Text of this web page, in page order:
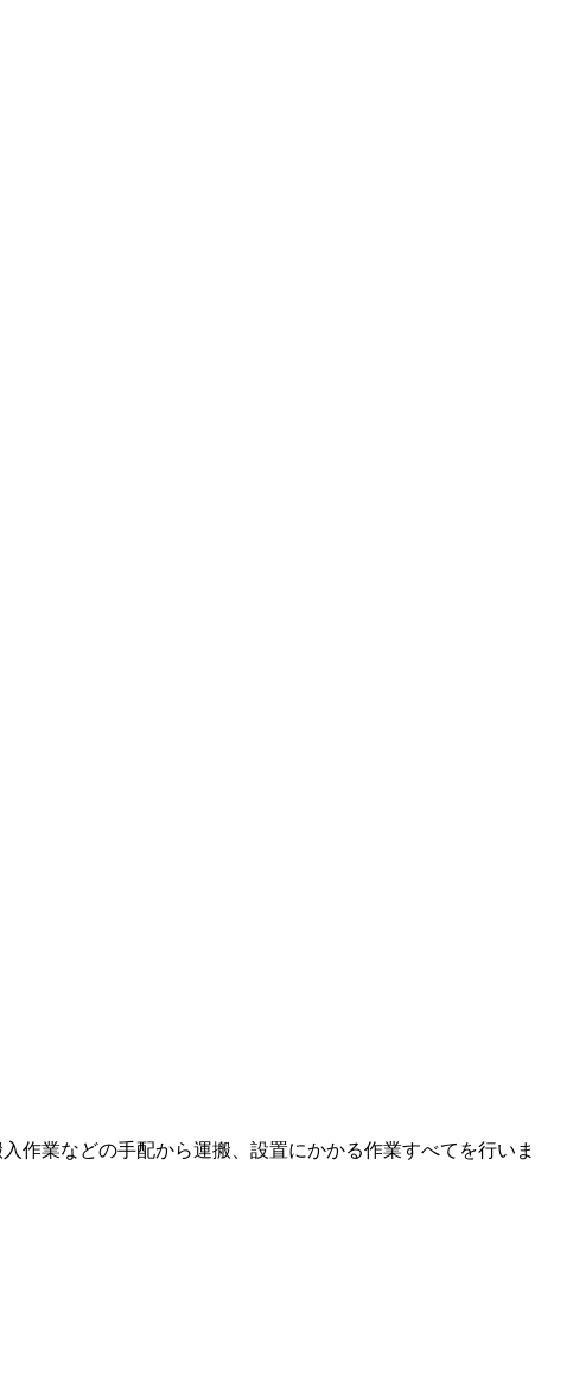
作業などの手配から運搬、設置にかかる作業すべてを行いま